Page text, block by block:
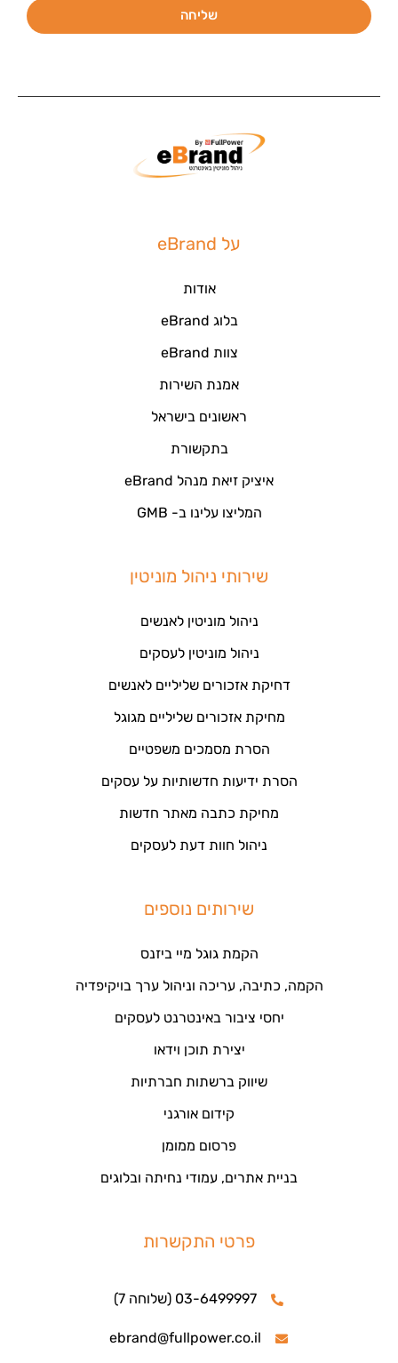
שליחה
על eBrand
אודות
בלוג eBrand
צוות eBrand
אמנת השירות
ראשונים בישראל
בתקשורת
איציק זיאת מנהל eBrand
המליצו עלינו ב- GMB
שירותי ניהול מוניטין
ניהול מוניטין לאנשים
ניהול מוניטין לעסקים
דחיקת אזכורים שליליים לאנשים
מחיקת אזכורים שליליים מגוגל
הסרת מסמכים משפטיים
הסרת ידיעות חדשותיות על עסקים
מחיקת כתבה מאתר חדשות
ניהול חוות דעת לעסקים
שירותים נוספים
הקמת גוגל מיי ביזנס
הקמה, כתיבה, עריכה וניהול ערך בויקיפדיה
יחסי ציבור באינטרנט לעסקים
יצירת תוכן וידאו
שיווק ברשתות חברתיות
קידום אורגני
פרסום ממומן
בניית אתרים, עמודי נחיתה ובלוגים
פרטי התקשרות
03-6499997 (שלוחה 7)
ebrand@fullpower.co.il